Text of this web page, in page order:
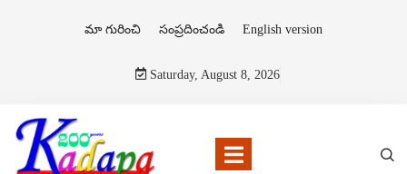
మా గురించి సంప్రదించండి English version
Saturday, August 8, 2026